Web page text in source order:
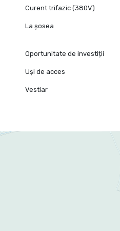
Curent trifazic (380V)
La șosea
Oportunitate de investiții
Uși de acces
Vestiar